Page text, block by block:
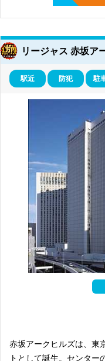
リージャス 赤坂ア
駅近 防犯 駐
赤坂アークヒルズは、東
トとして誕生。センター